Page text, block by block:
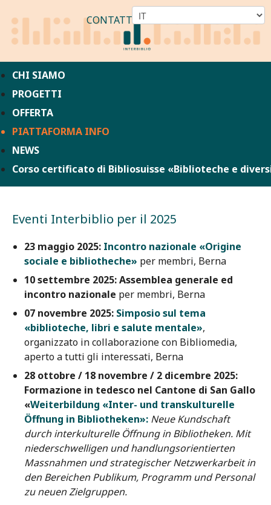
CONTATTO
CHI SIAMO
PROGETTI
OFFERTA
PIATTAFORMA INFO
NEWS
Corso certificato di Bibliosuisse «Biblioteche e
Eventi Interbiblio per il 2025
23 maggio 2025: Incontro nazionale «Origine
sociale e bibliotheche» per membri, Berna
10 settembre 2025:Assemblea generale ed
incontro nazionale per membri, Berna
07 novembre 2025: Simposio sul tema
«biblioteche, libri e salute mentale»,
organizzato in collaborazione con Bibliomedia,
aperto a tutti gli interessati, Berna
28 ottobre / 18 novembre / 2 dicembre 2025:
Formazione in tedesco nel Cantone di San Gallo
«Weiterbildung «Inter- und transkulturelle
Öffnung in Bibliotheken»: Neue Kundschaft
durch interkulturelle Öffnung in Bibliotheken. Mit
niederschwelligen und handlungsorientierten
Massnahmen und strategischer Netzwerkarbeit in
den Bereichen Publikum, Programm und Personal
zu neuen Zielgruppen.